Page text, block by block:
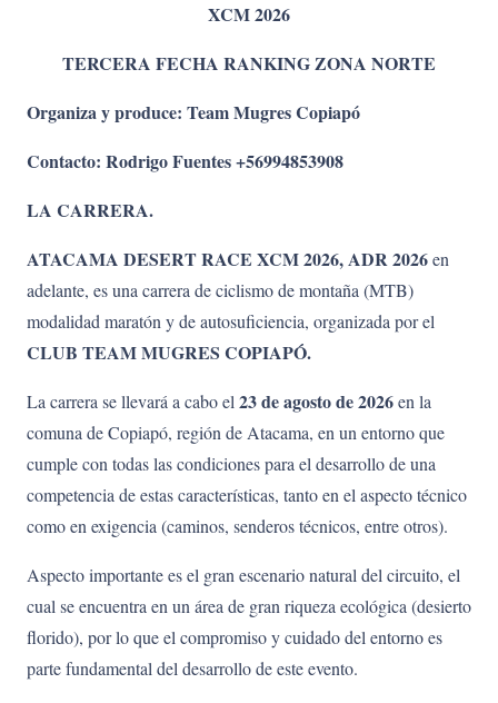
XCM 2026
TERCERA FECHA RANKING ZONA NORTE
Organiza y produce: Team Mugres Copiapó
Contacto: Rodrigo Fuentes +56994853908
LA CARRERA.
ATACAMA DESERT RACE XCM 2026, ADR 2026en
adelante, es una carrera de ciclismo de montaña (MTB)
modalidad maratón y de autosuficiencia, organizada por el
CLUB TEAM MUGRES COPIAPÓ.
La carrera se llevará a cabo el 23 de agosto de 2026en la
comuna de Copiapó, región de Atacama, en un entorno que
cumple con todas las condiciones para el desarrollo de una
competencia de estas características, tanto en el aspecto técnico
como en exigencia (caminos, senderos técnicos, entre otros).
Aspecto importante es el gran escenario natural del circuito, el
cual se encuentra en un área de gran riqueza ecológica (desierto
florido), por lo que el compromiso y cuidado del entorno es
parte fundamental del desarrollo de este evento.